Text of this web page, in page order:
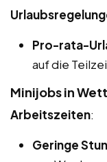
Pro-rata-
auf die
Minijobs in
Arbeitszeiten:
Geringe